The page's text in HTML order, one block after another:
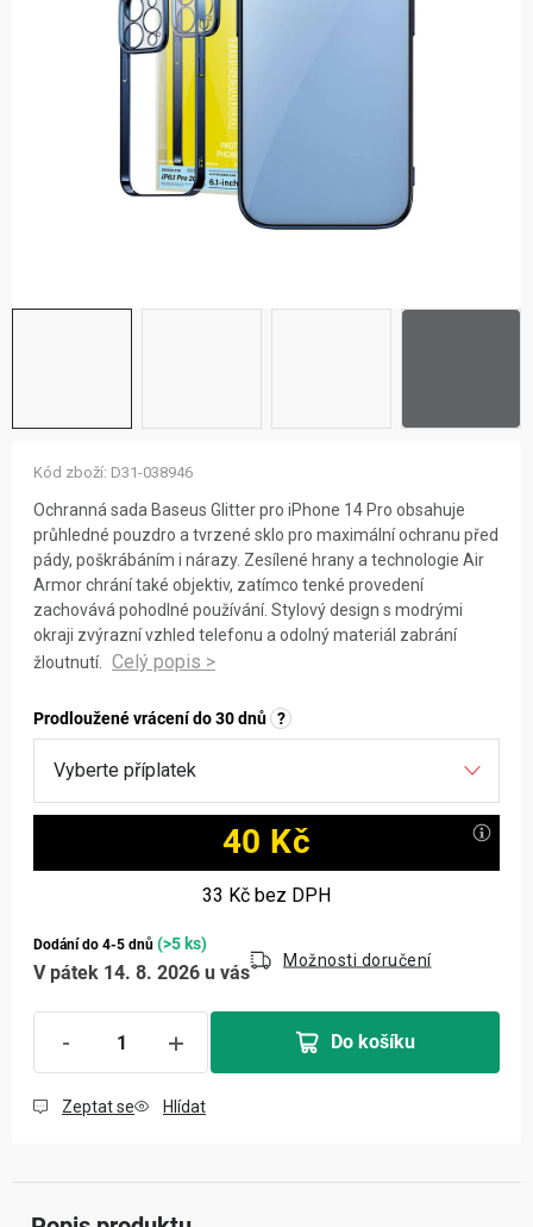
12 důvodů proč Gigamat Možnosti dopravy
Kontakt
Ochranná sada Baseus Glitter pro iPhone 14 Pro obsahuje
průhledné pouzdro a tvrzené sklo pro maximální ochranu před
pády, poškrábáním i nárazy. Zesílené hrany a technologie Air
Armor chrání také objektiv, zatímco tenké provedení
zachovává pohodlné používání. Stylový design s modrými
okraji zvýrazní vzhled telefonu a odolný materiál zabrání
žloutnutí.
Prodloužené vrácení do 30 dnů ?
40 Kč
33 Kč bez DPH
Dodání do 4-5 dnů (>5 ks)
V pátek 14. 8. 2026 u vás
Možnosti doručení
Do košíku
Kód zboží: D31-038946
Zeptat se Hlídat